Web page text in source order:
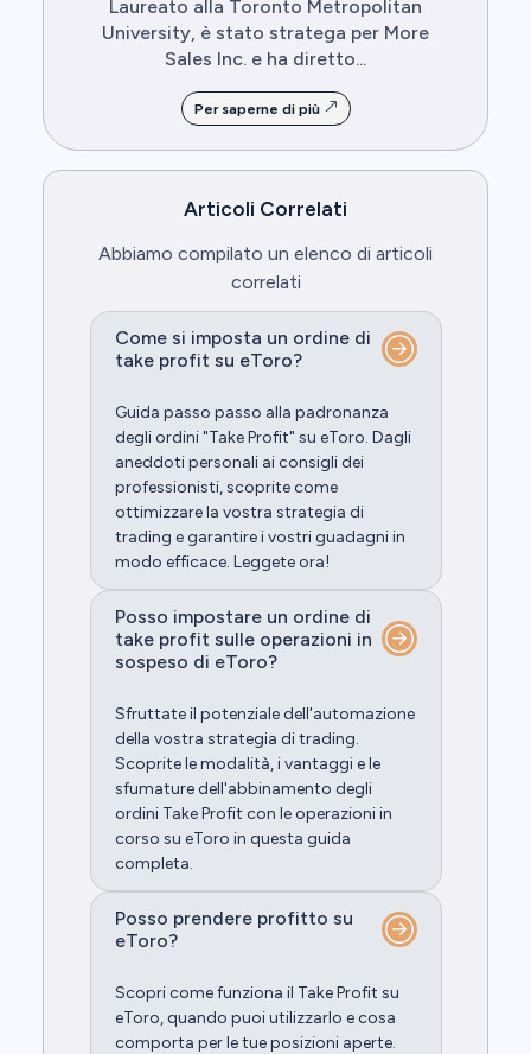
Laureato alla Toronto Metropolitan
University, è stato stratega per More
Sales Inc. e ha diretto...
Per saperne di più
Articoli Correlati
Abbiamo compilato un elenco di articoli
correlati
Come si imposta un ordine di
take profit su eToro?
Guida passo passo alla padronanza
degli ordini "Take Profit" su eToro. Dagli
aneddoti personali ai consigli dei
professionisti, scoprite come
ottimizzare la vostra strategia di
trading e garantire i vostri guadagni in
modo efficace. Leggete ora!
Posso impostare un ordine di
take profit sulle operazioni in
sospeso di eToro?
Sfruttate il potenziale dell'automazione
della vostra strategia di trading.
Scoprite le modalità, i vantaggi e le
sfumature dell'abbinamento degli
ordini Take Profit con le operazioni in
corso su eToro in questa guida
completa.
Posso prendere profitto su
eToro?
Scopri come funziona il Take Profit su
eToro, quando puoi utilizzarlo e cosa
comporta per le tue posizioni aperte.